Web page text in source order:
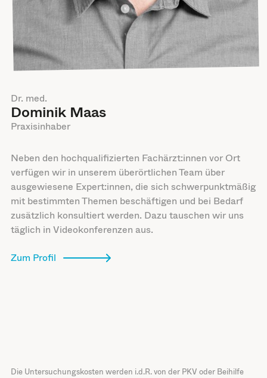
Dr. med.
Dominik Maas
Praxisinhaber
Neben den hochqualifizierten Fachärzt:innen vor Ort
verfügen wir in unserem überörtlichen Team über
ausgewiesene Expert:innen, die sich schwerpunktmäßig
mit bestimmten Themen beschäftigen und bei Bedarf
zusätzlich konsultiert werden. Dazu tauschen wir uns
täglich in Videokonferenzen aus.
Zum Profil
Die Untersuchungskosten werden i.d.R. von der PKV oder Beihilfe